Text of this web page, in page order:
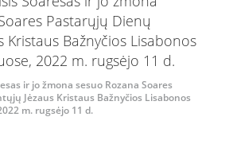
ir jo žmona sesuo Rozana Soares
Jėzaus Kristaus Bažnyčios Lisabonos
m. rugsėjo 11 d.